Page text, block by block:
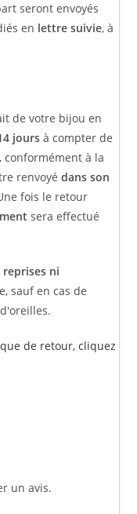
seront envoyés
en lettre suivie, à
de votre bijou en
jours à compter de
à la
renvoyédans son
fois le retour
sera effectué
ni
sauf en cas de
de retour, cliquez
un avis.